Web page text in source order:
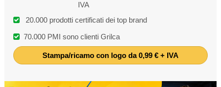
IVA
20.000 prodotti certificati dei top brand
70.000 PMI sono clienti Grilca
Stampa/ricamo con logo da 0,99 € + IVA